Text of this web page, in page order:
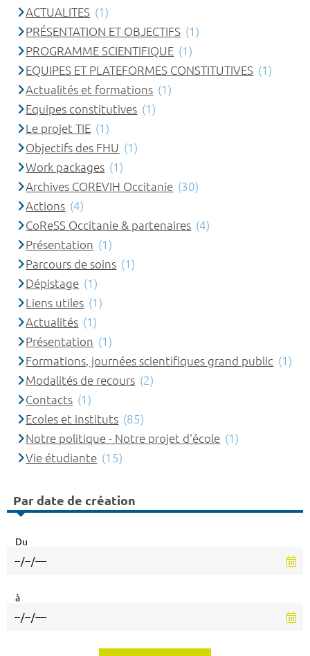
ACTUALITES (1)
PRÉSENTATION ET OBJECTIFS (1)
PROGRAMME SCIENTIFIQUE (1)
EQUIPES ET PLATEFORMES CONSTITUTIVES (1)
Actualités et formations (1)
Equipes constitutives (1)
Le projet TIE (1)
Objectifs des FHU (1)
Work packages (1)
Archives COREVIH Occitanie (30)
Actions (4)
CoReSS Occitanie & partenaires (4)
Présentation (1)
Parcours de soins (1)
Dépistage (1)
Liens utiles (1)
Actualités (1)
Présentation (1)
Formations, journées scientifiques grand public (1)
Modalités de recours (2)
Contacts (1)
Ecoles et instituts (85)
Notre politique - Notre projet d'école (1)
Vie étudiante (15)
Par date de création
Du
à